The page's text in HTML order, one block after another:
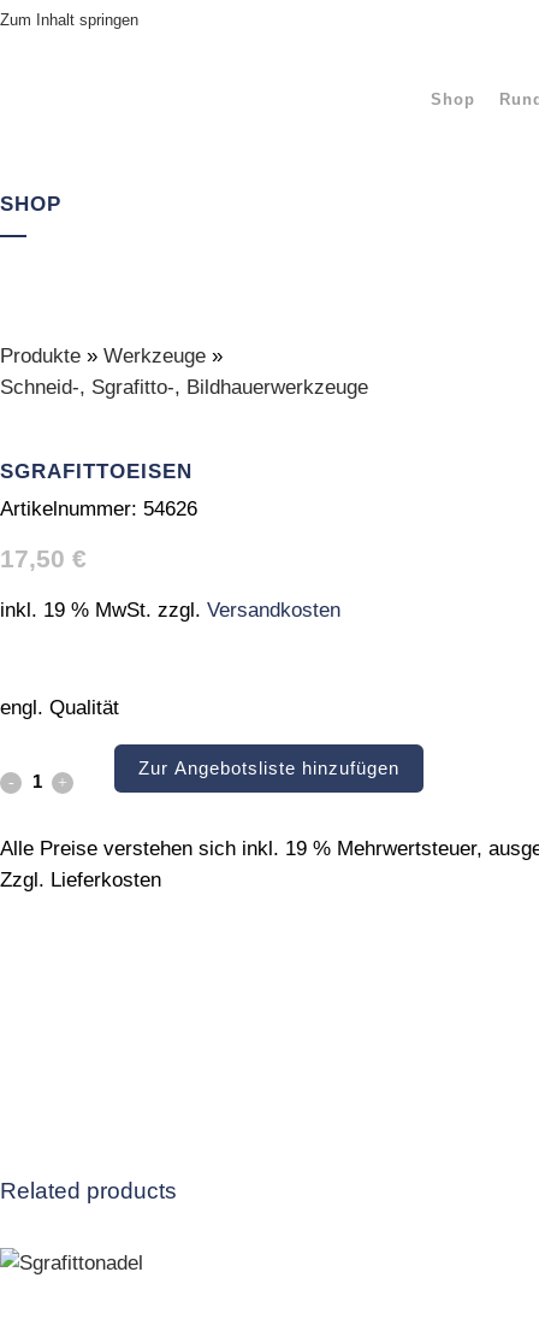
Zum Inhalt springen
Shop
SHOP
Produkte » Werkzeuge »
Schneid-, Sgrafitto-, Bildhauerwerkzeuge
SGRAFITTOEISEN
Artikelnummer: 54626
17,50 €
inkl. 19 % MwSt. zzgl. Versandkosten
engl. Qualität
Sgrafittoeisen
Zur Angebotsliste hinzufügen
Alle Preise verstehen sich inkl. 19 % Mehrwertsteuer,
Zzgl. Lieferkosten
Related products